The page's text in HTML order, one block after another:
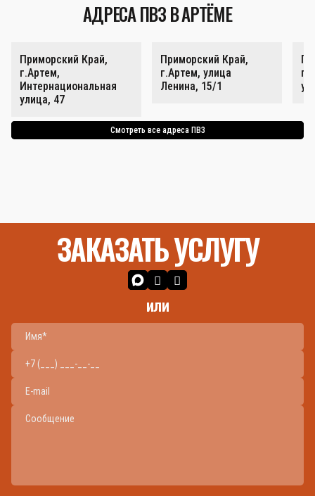
АДРЕСА ПВЗ В АРТЁМЕ
Приморский Край,
г.Артем,
Интернациональная
улица, 47
Приморский Край,
г.Артем, улица
Ленина, 15/1
Смотреть все адреса ПВЗ
ЗАКАЗАТЬ УСЛУГУ
или